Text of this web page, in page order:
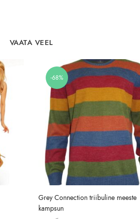
VAATA VEEL
-68%
Grey Connection triibuline meeste
kampsun